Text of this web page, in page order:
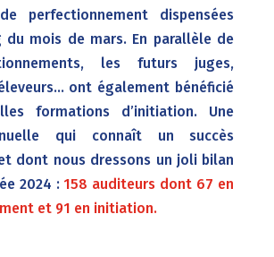
perfectionnement dispensées
mois de mars. En parallèle de
les futurs juges,
ont également bénéficié
formations d’initiation. Une
qui connaît un succès
dont nous dressons un joli bilan
2024 : 158 auditeurs dont 67 en
et 91 en initiation.